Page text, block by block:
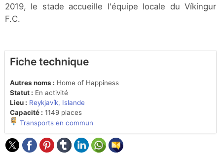
2019, le stade accueille l'équipe locale du Víkingur
F.C.
Fiche technique
Autres noms : Home of Happiness
Statut : En activité
Lieu : Reykjavík, Islande
Capacité : 1149 places
Transports en commun